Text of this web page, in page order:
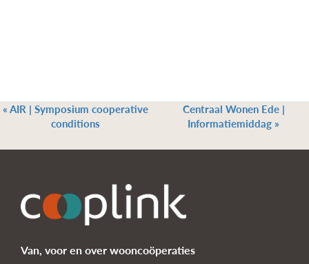
«AIR | Symposium cooperative
conditions
Centraal Wonen Ede |
Informatiemiddag »
Van, voor en over wooncoöperaties